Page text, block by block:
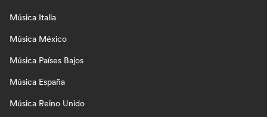
Música Italia
Música México
Música Países Bajos
Música España
Música Reino Unido